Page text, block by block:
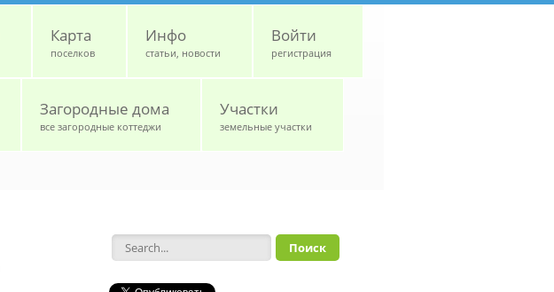
Карта
поселков
Инфо
статьи, новости
Войти
регистрация
Загородные дома
все загородные коттеджи
Участки
земельные участки
Форма поиска